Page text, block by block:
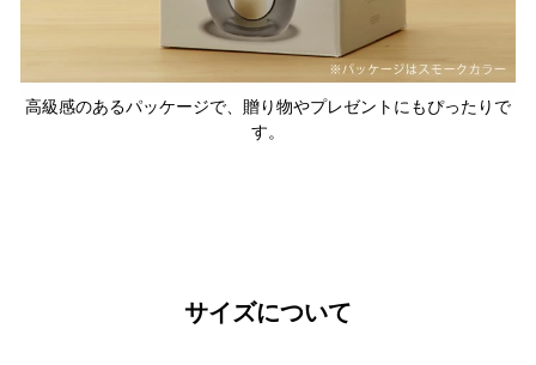
高級感のあるパッケージで、贈り物やプレゼントにもぴったりで
す。
サイズについて